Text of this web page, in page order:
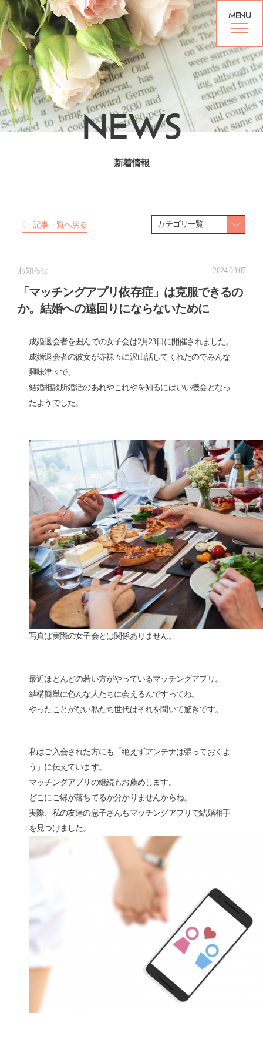
MENU
NEWS
新着情報
〈 記事一覧へ戻る カテゴリ一覧
お知らせ 2024.03.07
「マッチングアプリ依存症」は克服できるの
か。結婚への遠回りにならないために
成婚退会者を囲んでの女子会は2月23日に開催されました。
成婚退会者の彼女が赤裸々に沢山話してくれたのでみんな
興味津々で、
結婚相談所婚活のあれやこれやを知るにはいい機会となっ
たようでした。
写真は実際の女子会とは関係ありません。
最近ほとんどの若い方がやっているマッチングアプリ。
結構簡単に色んな人たちに会えるんですってね。
やったことがない私たち世代はそれを聞いて驚きです。
私はご入会された方にも「絶えずアンテナは張っておくよ
う」に伝えています。
マッチングアプリの継続もお薦めします。
どこにご縁が落ちてるか分かりませんからね。
実際、私の友達の息子さんもマッチングアプリで結婚相手
を見つけました。